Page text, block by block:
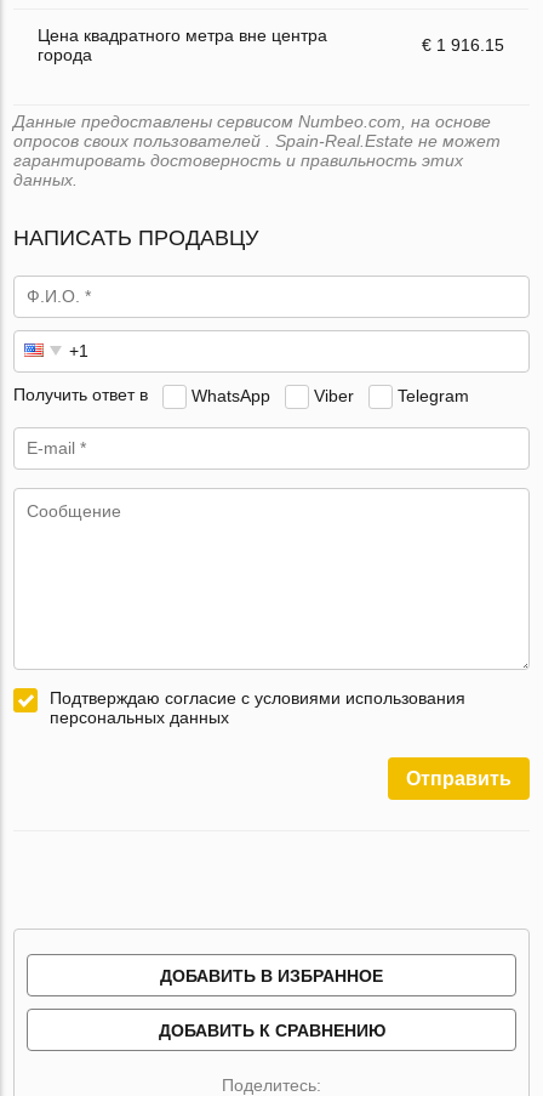
Цена квадратного метра вне центра
города
€ 1 916.15
Данные предоставлены сервисом Numbeo.com, на основе
опросов своих пользователей . Spain-Real.Estate не может
гарантировать достоверность и правильность этих
данных.
НАПИСАТЬ ПРОДАВЦУ
Получить ответ в WhatsApp Viber Telegram
Подтверждаю согласие с условиями использования
персональных данных
Отправить
ДОБАВИТЬ В ИЗБРАННОЕ
ДОБАВИТЬ К СРАВНЕНИЮ
Поделитесь: